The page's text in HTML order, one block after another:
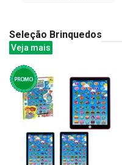
Seleção Brinquedos
Veja mais